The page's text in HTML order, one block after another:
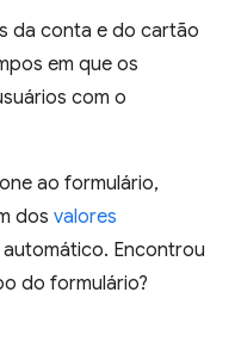
da conta e do cartão
em que os
com o
ao formulário,
dos valores
Encontrou
do formulário?